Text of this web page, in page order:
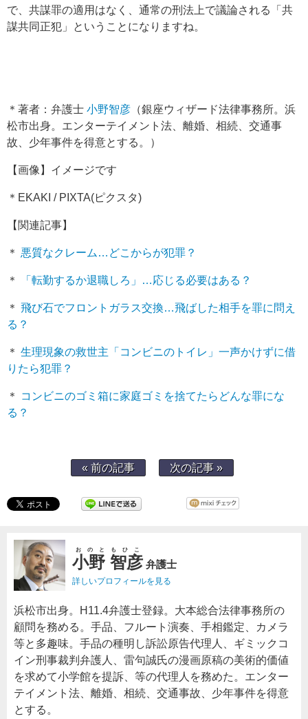
で、共謀罪の適用はなく、通常の刑法上で議論される「共
謀共同正犯」ということになりますね。
＊著者：弁護士 小野智彦 （銀座ウィザード法律事務所。浜
松市出身。エンターテイメント法、離婚、相続、交通事
故、少年事件を得意とする。）
【画像】イメージです
＊EKAKI / PIXTA(ピクスタ)
【関連記事】
＊ 悪質なクレーム…どこからが犯罪？
＊ 「転勤するか退職しろ」…応じる必要はある？
＊ 飛び石でフロントガラス交換…飛ばした相手を罪に問え
る？
＊ 生理現象の救世主「コンビニのトイレ」一声かけずに借
りたら犯罪？
＊
コンビニのゴミ箱に家庭ゴミを捨てたらどんな罪にな
る？
« 前の記事 次の記事 »
小野 智彦
おのともひこ
弁護士
詳しいプロフィールを見る
浜松市出身。H11.4弁護士登録。大本総合法律事務所の
顧問を務める。手品、フルート演奏、手相鑑定、カメラ
等と多趣味。手品の種明し訴訟原告代理人、ギミックコ
イン刑事裁判弁護人、雷句誠氏の漫画原稿の美術的価値
を求めて小学館を提訴、等の代理人を務めた。エンター
テイメント法、離婚、相続、交通事故、少年事件を得意
とする。